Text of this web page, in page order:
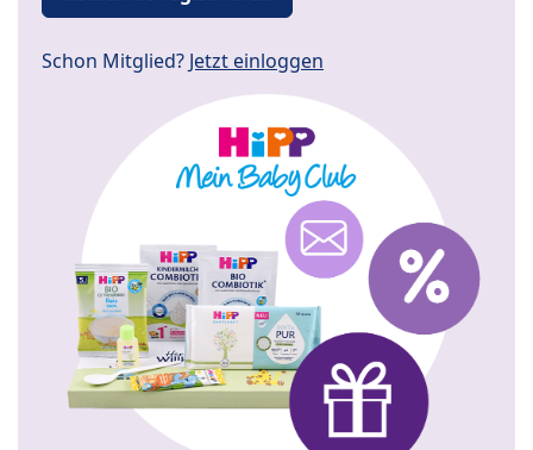
Schon Mitglied? Jetzt einloggen